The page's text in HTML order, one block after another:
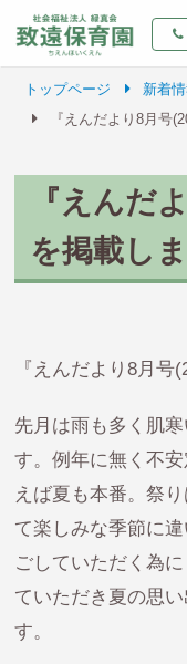
トップページ 新着
『えんだより8月号
『えんだ
を掲載しま
『えんだより8月号
先月は雨も多く肌
す。例年に無く不
えば夏も本番。祭
て楽しみな季節に
ごしていただく為
ていただき夏の思
す。